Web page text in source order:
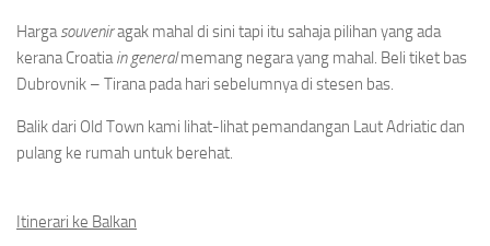
Hargasouveniragak mahal di sini tapi itu sahaja pilihan yang ada
kerana Croatiain generalmemang negara yang mahal. Beli tiket bas
Dubrovnik – Tirana pada hari sebelumnya di stesen bas.
Balik dari Old Town kami lihat-lihat pemandangan Laut Adriatic dan
pulang ke rumah untuk berehat.
Itinerari ke Balkan